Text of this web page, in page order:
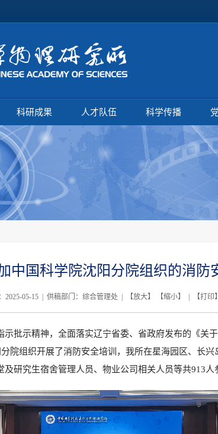
科研成果 人才队伍 科学传播
中国科学院沈阳分院组织的消防
2025-05-15 | 供稿部门：综合管理处 | 【放大】 【缩小】 | 【打印
批示精神，全面落实辽宁省委、省政府发布的《关
院组织开展了消防安全培训，我所在星海园区、长
研究生宿舍管理人员、物业公司相关人员等共913人